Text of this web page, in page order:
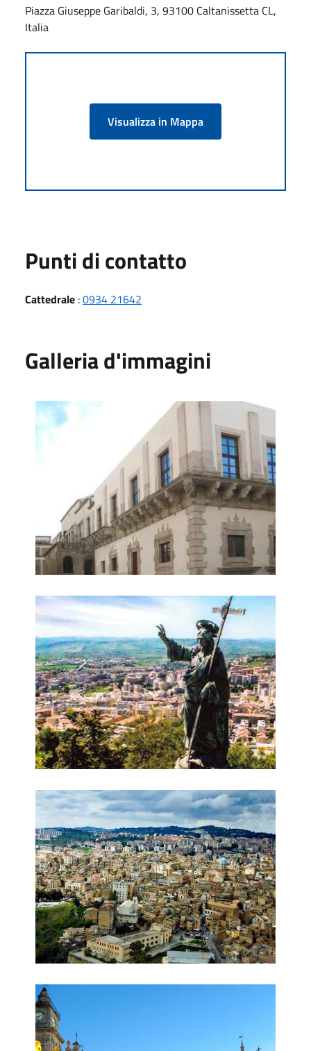
Piazza Giuseppe Garibaldi, 3, 93100 Caltanissetta CL,
Italia
Visualizza in Mappa
Punti di contatto
Cattedrale :0934 21642
Galleria d'immagini
Palazzo Moncada
Redentore
Panorama
Piazza Garibaldi